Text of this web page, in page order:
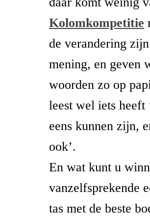
Kolomkompetitie
de verandering
mening, en geven
woorden zo op
leest wel iets heeft
eens kunnen zijn,
ook’.
En wat kunt u
vanzelfsprekende
tas met de beste